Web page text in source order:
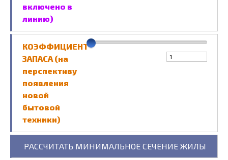
включено в
линию)
КОЭФФИЦИЕНТ
ЗАПАСА (на
перспективу
появления
новой
бытовой
техники)